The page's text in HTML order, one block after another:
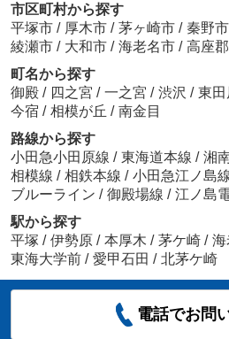
市区町村から探す
平塚市 / 厚木市 / 茅ヶ崎市 / 秦野市
綾瀬市 / 大和市 / 海老名市 / 高座
町名から探す
御殿 / 四之宮 / 一之宮 / 渋沢 / 東田
今宿 / 相模が丘 / 南金目
路線から探す
小田急小田原線 / 東海道本線 / 湘
相模線 / 相鉄本線 / 小田急江ノ島
ブルーライン / 御殿場線 / 江ノ島
駅から探す
平塚 / 伊勢原 / 本厚木 / 茅ケ崎 / 海
東海大学前 / 愛甲石田 / 北茅ケ崎
電話でお問